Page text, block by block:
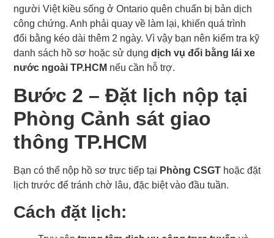
người Việt kiều sống ở Ontario quên chuẩn bị bản dịch
công chứng. Anh phải quay về làm lại, khiến quá trình
đổi bằng kéo dài thêm 2 ngày. Vì vậy bạn nên kiểm tra kỹ
danh sách hồ sơ hoặc sử dụng dịch vụ đổi bằng lái xe
nước ngoài TP.HCM nếu cần hỗ trợ.
Bước 2 – Đặt lịch nộp tại
Phòng Cảnh sát giao
thông TP.HCM
Bạn có thể nộp hồ sơ trực tiếp tại Phòng CSGT hoặc đặt
lịch trước để tránh chờ lâu, đặc biệt vào đầu tuần.
Cách đặt lịch: